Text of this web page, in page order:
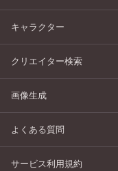
キャラクター
クリエイター検索
画像生成
よくある質問
サービス利用規約